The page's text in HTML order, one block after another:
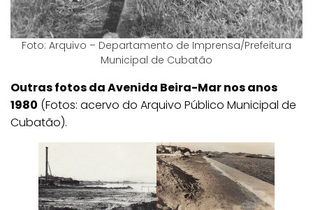
Foto: Arquivo – Departamento de Imprensa/Prefeitura
Municipal de Cubatão
Outras fotos da Avenida Beira-Mar nos anos
1980 (Fotos: acervo do Arquivo Público Municipal de
Cubatão).